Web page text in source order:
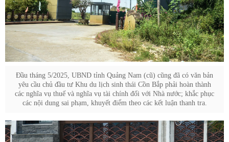
Đầu tháng 5/2025, UBND tỉnh Quảng Nam (cũ) cũng đã có văn bản
yêu cầu chủ đầu tư Khu du lịch sinh thái Cồn Bắp phải hoàn thành
các nghĩa vụ thuế và nghĩa vụ tài chính đối với Nhà nước; khắc phục
các nội dung sai phạm, khuyết điểm theo các kết luận thanh tra.